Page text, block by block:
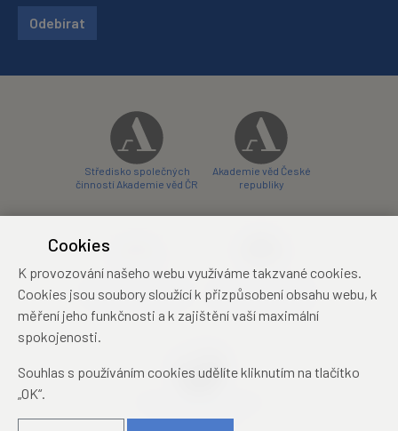
Odebírat
Středisko společných
činností Akademie věd ČR
Akademie věd České
republiky
konferenční centrum
Zámecký hotel Třešť
konferenční centrum
Cookies
K provozování našeho webu využíváme takzvané cookies.
Cookies jsou soubory sloužící k přizpůsobení obsahu webu, k
měření jeho funkčnosti a k zajištění vaší maximální
spokojenosti.
Souhlas s používáním cookies udělíte kliknutím na tlačítko
„OK“.